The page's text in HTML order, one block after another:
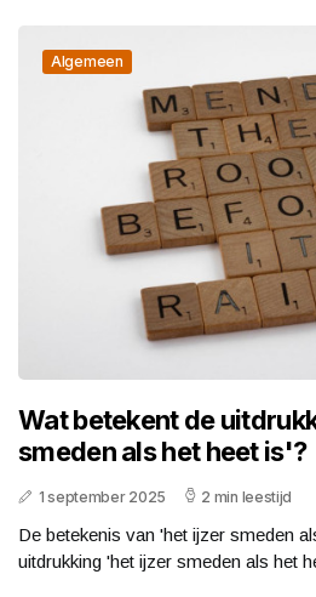
Algemeen
Wat betekent de
smeden als het heet is'?
1 september 2025 2 min leestijd
De betekenis van 'het ijzer smeden
uitdrukking 'het ijzer smeden als het